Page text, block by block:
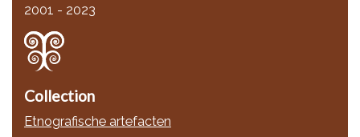
2001 - 2023
Collection
Etnografische artefacten